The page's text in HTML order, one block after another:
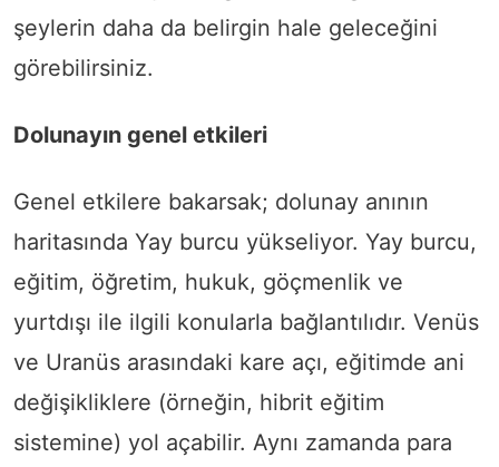
şeylerin daha da belirgin hale geleceğini
görebilirsiniz.
Dolunayın genel etkileri
Genel etkilere bakarsak; dolunay anının
haritasında Yay burcu yükseliyor. Yay burcu,
eğitim, öğretim, hukuk, göçmenlik ve
yurtdışı ile ilgili konularla bağlantılıdır. Venüs
ve Uranüs arasındaki kare açı, eğitimde ani
değişikliklere (örneğin, hibrit eğitim
sistemine) yol açabilir. Aynı zamanda para